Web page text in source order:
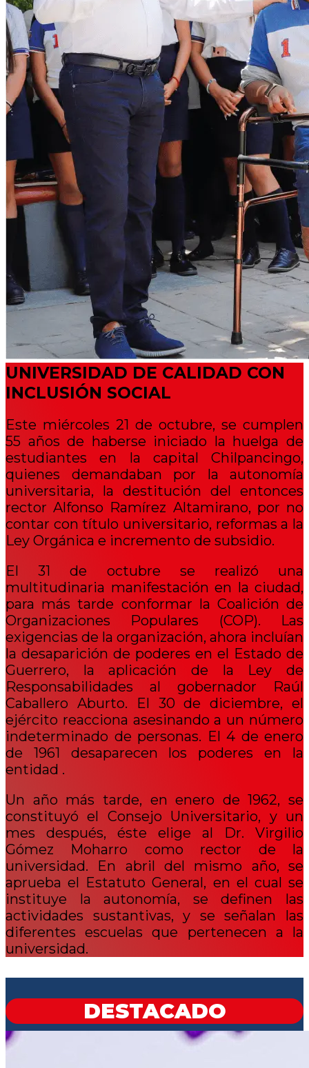
UNIVERSIDAD DE CALIDAD CON
INCLUSIÓN SOCIAL
Este miércoles 21 de octubre, se cumplen
55 años de haberse iniciado la huelga de
estudiantes en la capital Chilpancingo,
quienes demandaban por la autonomía
universitaria, la destitución del entonces
rector Alfonso Ramírez Altamirano, por no
contar con título universitario, reformas a la
Ley Orgánica e incremento de subsidio.
El 31 de octubre se realizó una
multitudinaria manifestación en la ciudad,
para más tarde conformar la Coalición de
Organizaciones Populares (COP). Las
exigencias de la organización, ahora incluían
la desaparición de poderes en el Estado de
Guerrero, la aplicación de la Ley de
Responsabilidades al gobernador Raúl
Caballero Aburto. El 30 de diciembre, el
ejército reacciona asesinando a un número
indeterminado de personas. El 4 de enero
de 1961 desaparecen los poderes en la
entidad .
Un año más tarde, en enero de 1962, se
constituyó el Consejo Universitario, y un
mes después, éste elige al Dr. Virgilio
Gómez Moharro como rector de la
universidad. En abril del mismo año, se
aprueba el Estatuto General, en el cual se
instituye la autonomía, se definen las
actividades sustantivas, y se señalan las
diferentes escuelas que pertenecen a la
universidad.
DESTACADO